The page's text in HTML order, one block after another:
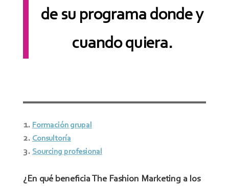
de su programa donde y
cuando quiera.
Formación grupal
Consultoría
Sourcing profesional
¿En qué beneficia The Fashion Marketing a los